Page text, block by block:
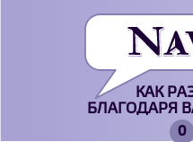
КАК
БЛАГОДАРЯ